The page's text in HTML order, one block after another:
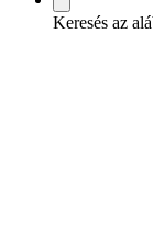
Keresés az